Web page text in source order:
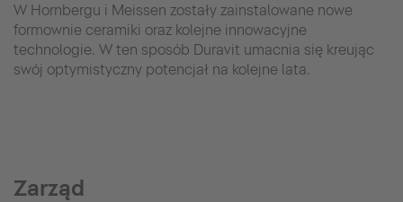
W Hornbergu i Meissen zostały zainstalowane nowe
formownie ceramiki oraz kolejne innowacyjne
technologie. W ten sposób Duravit umacnia się kreując
swój optymistyczny potencjał na kolejne lata.
Zarząd